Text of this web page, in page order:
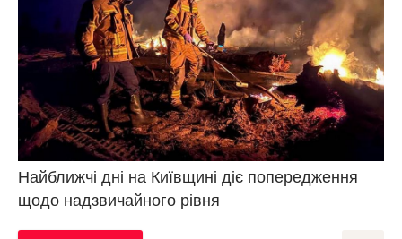
Найближчі дні на Київщині діє попередження
щодо надзвичайного рівня